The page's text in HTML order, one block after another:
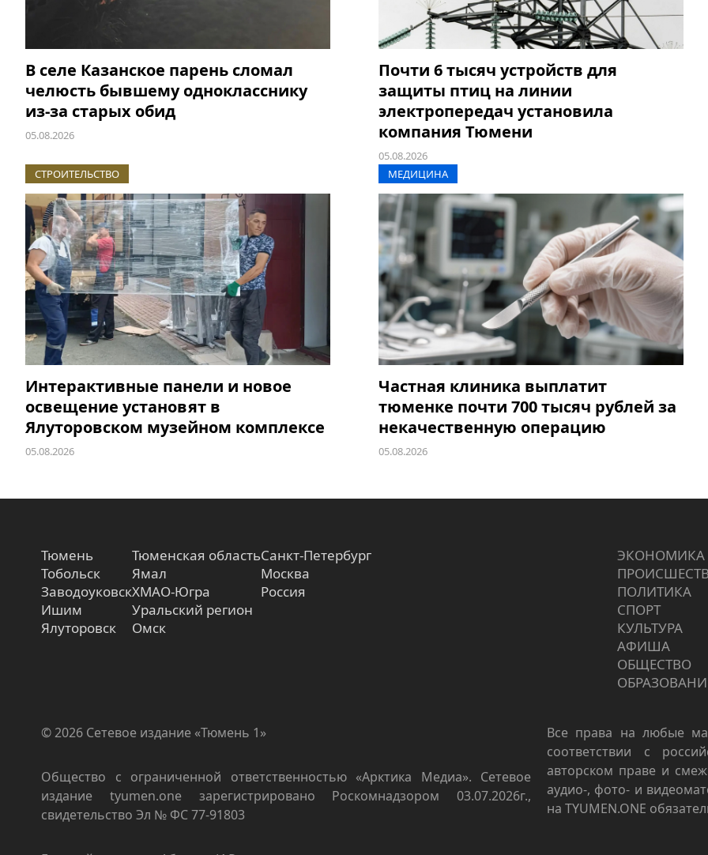
В селе Казанское парень сломал
челюсть бывшему однокласснику
из-за старых обид
05.08.2026
Почти 6 тысяч устройств для
защиты птиц на линии
электропередач установила
компания Тюмени
05.08.2026
СТРОИТЕЛЬСТВО
Интерактивные панели и новое
освещение установят в
Ялуторовском музейном комплексе
05.08.2026
МЕДИЦИНА
Частная клиника выплатит
тюменке почти 700 тысяч рублей за
некачественную операцию
05.08.2026
Тюмень
Тобольск
Заводоуковск
Ишим
Ялуторовск
Тюменская область
Ямал
ХМАО-Югра
Уральский регион
Омск
Санкт-Петербург
Москва
Россия
ЭКОНОМИКА
ПОЛИТИКА
СПОРТ
КУЛЬТУРА
АФИША
ОБЩЕСТВО
© 2026 Сетевое издание «Тюмень 1»
Общество с ограниченной ответственностью «Арктика Медиа». Сетевое
издание tyumen.one зарегистрировано Роскомнадзором 03.07.2026г.,
свидетельство Эл № ФС 77-91803
Все права на любые
соответствии с
авторском праве и
аудио-, фото- и
на TYUMEN.ONE